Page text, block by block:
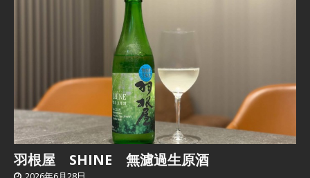
羽根屋 SHINE 無濾過生原酒